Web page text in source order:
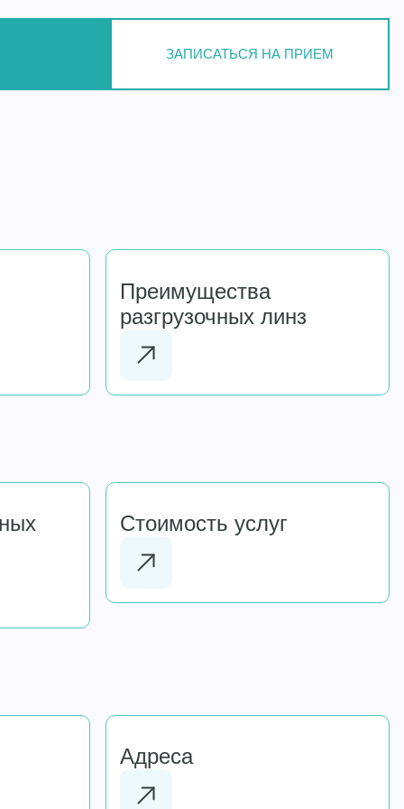
ЗАПИСАТЬСЯ НА ПРИЕМ
Преимущества
разгрузочных линз
Стоимость услуг
Адреса